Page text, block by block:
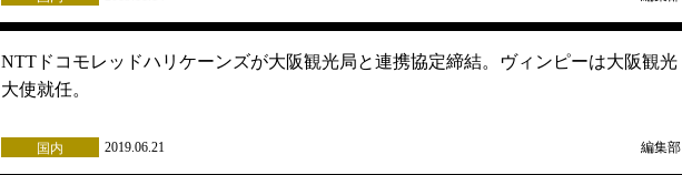
NTTドコモレッドハリケーンズが大阪観光局と連携協定締結。ヴィンピーは大阪観光
大使就任。
国内 2019.06.21 編集部